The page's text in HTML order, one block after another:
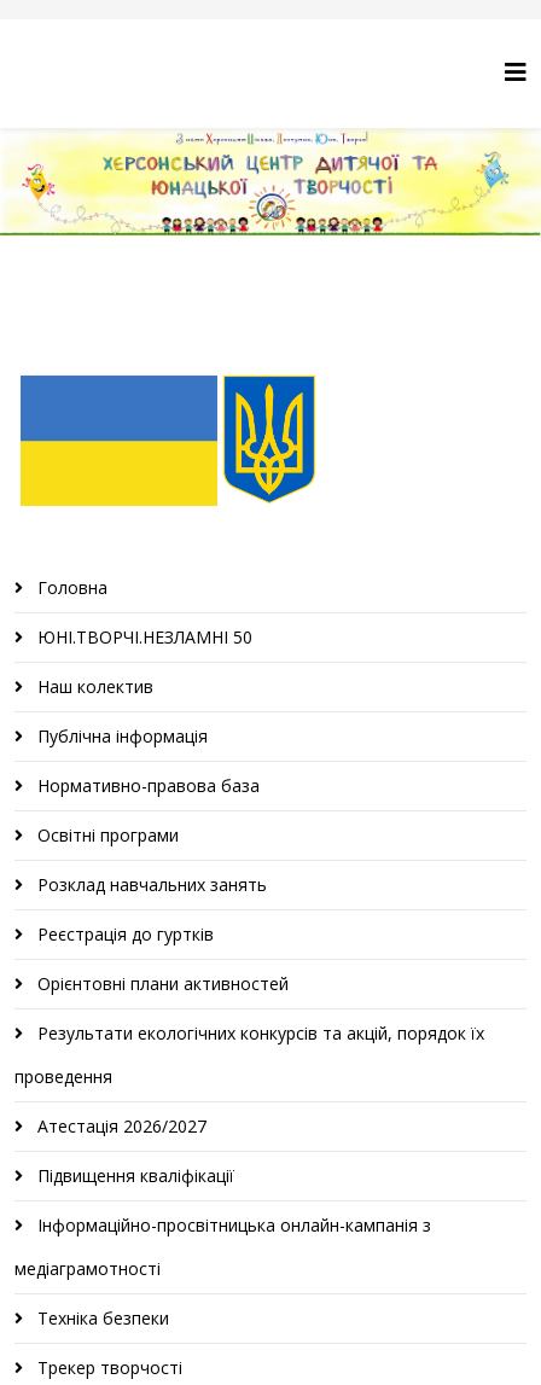
Головна
ЮНІ.ТВОРЧІ.НЕЗЛАМНІ 50
Наш колектив
Публічна інформація
Нормативно-правова база
Освітні програми
Розклад навчальних занять
Реєстрація до гуртків
Орієнтовні плани активностей
Результати екологічних конкурсів та акцій, порядок їх
проведення
Атестація 2026/2027
Підвищення кваліфікації
Інформаційно-просвітницька онлайн-кампанія з
медіаграмотності
Техніка безпеки
Трекер творчості